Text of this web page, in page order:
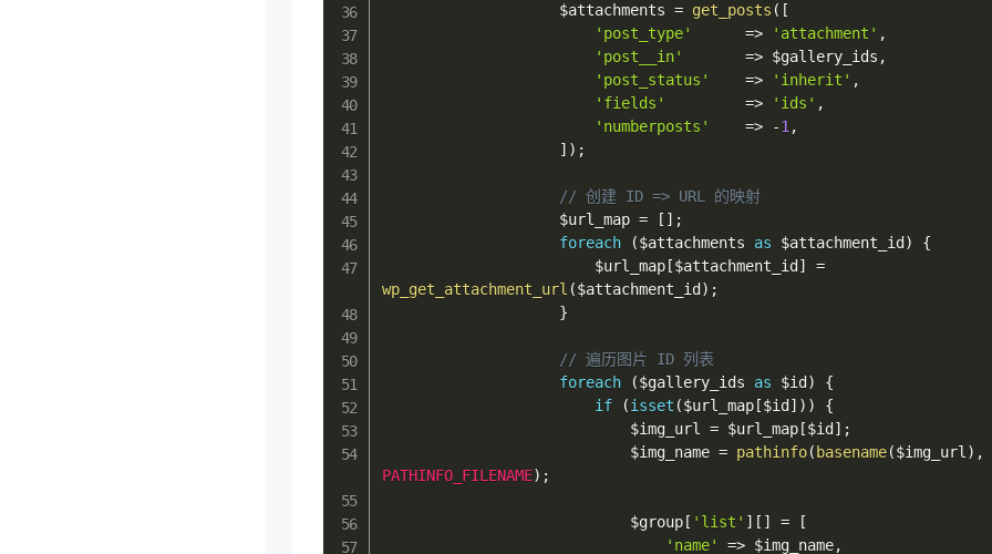
$attachments = get_posts ( [
'post_type'
=> 'attachment' ,
'post__in'
=> $gallery_ids ,
'post_status'
=> 'inherit' ,
'fields'
=> 'ids' ,
'numberposts'
=> -1,
] ) ;
// 创建 ID => URL 的映射
$url_map = [ ] ;
foreach
($attachments as $attachment_id )
{
$url_map [$attachment_id ]
=
wp_get_attachment_url ($attachment_id ) ;
}
// 遍历图片 ID 列表
foreach
($gallery_ids as $id )
{
if
(isset ($url_map [$id ] ) )
{
$img_url = $url_map [$id ] ;
$img_name = pathinfo( basename($img_url) ,
PATHINFO_FILENAME) ;
$group [ 'list' ] [ ] =
[
'name'
=> $img_name,